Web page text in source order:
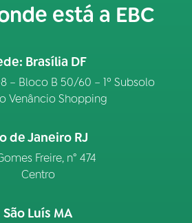
está a EBC
Brasília DF
– Bloco B 50/60 – 1º Subsolo
Venâncio Shopping
de Janeiro RJ
Freire, n° 474
Centro
São Luís MA